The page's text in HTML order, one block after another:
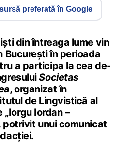
preferată în Google
din întreaga lume vin
București în perioada
a participa la cea de-
Societas
, organizat în
de Lingvistică al
Iordan –
potrivit unui comunicat